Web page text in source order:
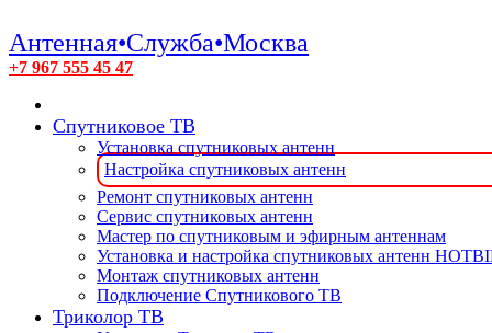
Антенная•Служба•Москва
+7 967 555 45 47
Спутниковое ТВ
Установка спутниковых антенн
Настройка спутниковых антенн
Ремонт спутниковых антенн
Сервис спутниковых антенн
Мастер по спутниковым и эфирным антеннам
Установка и настройка спутниковых антенн
Монтаж спутниковых антенн
Подключение Спутникового ТВ
Триколор ТВ